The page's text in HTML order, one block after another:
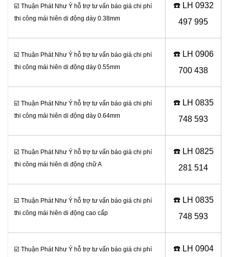
☑️ Thuận Phát Như Ý hỗ trợ tư vấn báo giá chi phí
thi công mái hiên di động dày 0.38mm
☎️ LH 0932
497 995
☑️ Thuận Phát Như Ý hỗ trợ tư vấn báo giá chi phí
thi công mái hiên di động dày 0.55mm
☎️ LH 0906
700 438
☑️ Thuận Phát Như Ý hỗ trợ tư vấn báo giá chi phí
thi công mái hiên di động dày 0.64mm
☎️ LH 0835
748 593
☑️ Thuận Phát Như Ý hỗ trợ tư vấn báo giá chi phí
thi công mái hiên di động chữ A
☎️ LH 0825
281 514
☑️ Thuận Phát Như Ý hỗ trợ tư vấn báo giá chi phí
thi công mái hiên di động cao cấp
☎️ LH 0835
748 593
☑️ Thuận Phát Như Ý hỗ trợ tư vấn báo giá chi phí
☎️ LH 0904